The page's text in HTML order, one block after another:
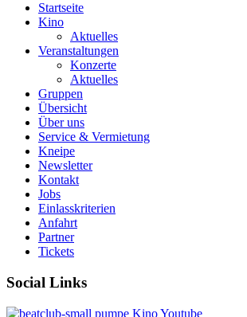
Startseite
Kino
Aktuelles
Veranstaltungen
Konzerte
Aktuelles
Gruppen
Übersicht
Über uns
Service & Vermietung
Kneipe
Newsletter
Kontakt
Jobs
Einlasskriterien
Anfahrt
Partner
Tickets
Social Links
pumpe KinoYoutube